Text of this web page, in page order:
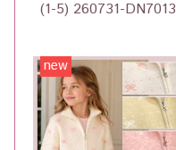
(1-5) 260731-DN7013
new